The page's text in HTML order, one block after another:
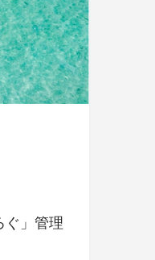
ぐ」管理